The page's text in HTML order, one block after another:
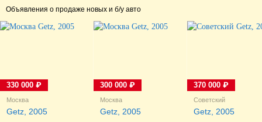
Объявления о продаже новых и б/у авто
Москва
Getz, 2005
330 000 ₽
Москва
Getz, 2005
300 000 ₽
Советский
Getz, 2005
370 000 ₽